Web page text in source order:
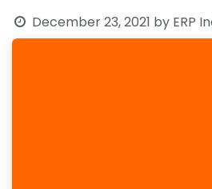
December 23, 2021 by ERP